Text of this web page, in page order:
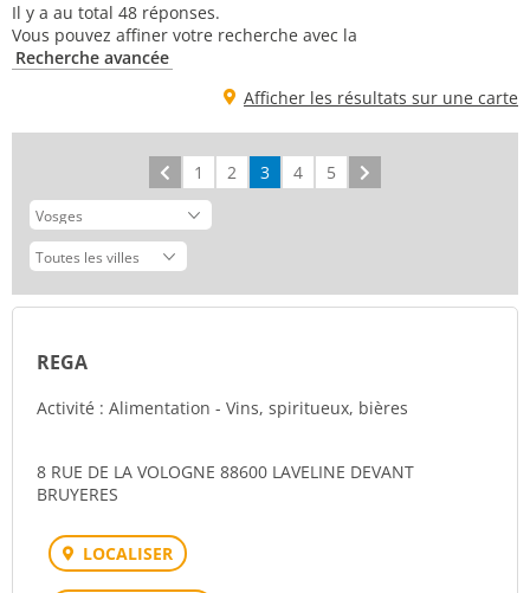
Il y a au total 48 réponses.
Vous pouvez affiner votre recherche avec la
Recherche avancée
Afficher les résultats sur une carte
Précédent
1 2 3 4 5
REGA
Activité : Alimentation - Vins, spiritueux, bières
8 RUE DE LA VOLOGNE 88600 LAVELINE DEVANT
BRUYERES
LOCALISER